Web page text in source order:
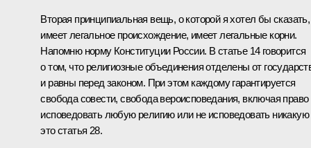
Вторая принципиальная вещь, о которой я хотел бы сказать,
имеет легальное происхождение, имеет легальные корни.
Напомню норму Конституции России. В статье 14 говорится
о том, что религиозные объединения отделены от
и равны перед законом. При этом каждому гарантируется
свобода совести, свобода вероисповедания, включая право
исповедовать любую религию или не исповедовать никакую
это статья 28.